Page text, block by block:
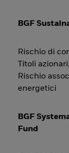
BGF
Rischio di
Titoli
Rischio
energetici
BGF
Fund